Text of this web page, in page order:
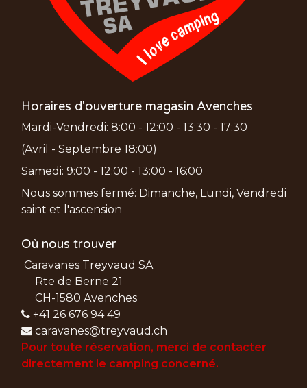
Horaires d'ouverture magasin Avenches
Mardi-Vendredi: 8:00 - 12:00 - 13:30 - 17:30
(Avril - Septembre 18:00)
Samedi: 9:00 - 12:00 - 13:00 - 16:00
Nous sommes fermé: Dimanche, Lundi, Vendredi
saint et l'ascension
Où nous trouver
Caravanes Treyvaud SA
Rte de Berne 21
CH-1580 Avenches
+41 26 676 94 49
caravanes@treyvaud.ch
Pour toute réservation, merci de contacter
directement le camping concerné.